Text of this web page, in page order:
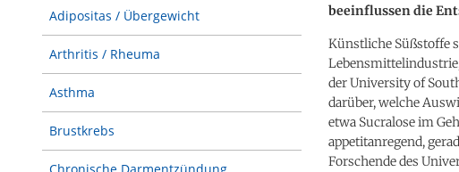
Adipositas / Übergewicht
Arthritis / Rheuma
Asthma
Brustkrebs
beeinflussen die
Künstliche Süßstoffe
der University of
darüber, welche
etwa Sucralose im
appetitanregend,
Forschende des